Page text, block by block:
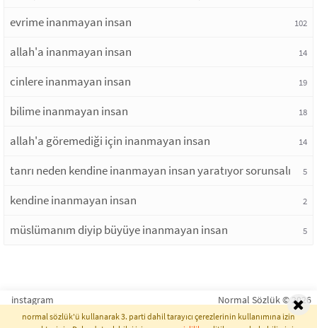
evrime inanmayan insan 102
allah'a inanmayan insan 14
cinlere inanmayan insan 19
bilime inanmayan insan 18
allah'a göremediği için inanmayan insan 14
tanrı neden kendine inanmayan insan yaratıyor sorunsalı 5
kendine inanmayan insan 2
müslümanım diyip büyüye inanmayan insan 5
instagram Normal Sözlük © 2026
normal sözlük'ü kullanarak 3. parti dahil tarayıcı çerezlerinin kullanımına izin